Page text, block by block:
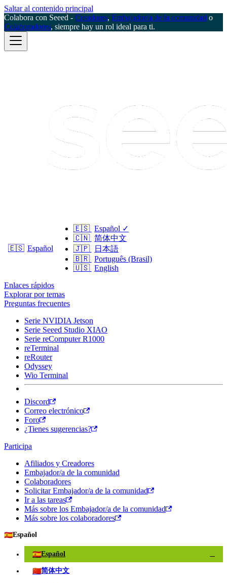
Saltar al contenido principal
Colabora con Seeed - Creadores, Embajador/a de la comunidad o
Colaboradores, siempre hay un rol ideal para ti.
🇪🇸 Español
🇪🇸 Español ✓
🇨🇳 简体中文
🇯🇵
日本語
🇧🇷 Português (Brasil)
🇺🇸 English
Enlaces rápidos
Explorar por temas
Preguntas frecuentes
Serie NVIDIA Jetson
Serie Seeed Studio XIAO
Serie reComputer R1000
reTerminal
reRouter
Odyssey
Wio Terminal
Discord
Correo electrónico
Foro
¿Tienes sugerencias?
Participa
Afiliados y Creadores
Embajador/a de la comunidad
Colaboradores
Solicitar Embajador/a de la comunidad
Ir a las tareas
Más sobre los Embajador/a de la comunidad
Más sobre los colaboradores
🇪🇸Español
🇪🇸Español
🇨🇳简体中文